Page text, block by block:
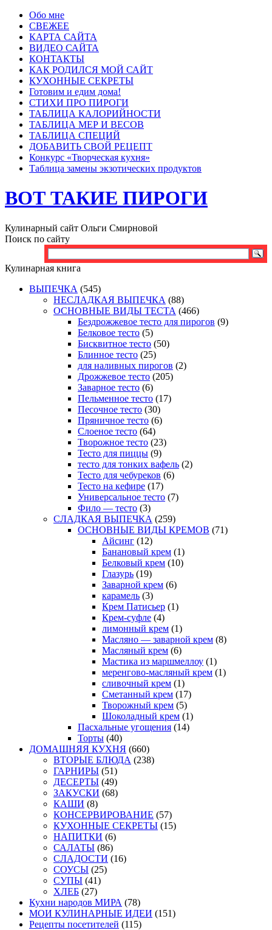
Обо мне
СВЕЖЕЕ
КАРТА САЙТА
ВИДЕО САЙТА
КОНТАКТЫ
КАК РОДИЛСЯ МОЙ САЙТ
КУХОННЫЕ СЕКРЕТЫ
Готовим и едим дома!
СТИХИ ПРО ПИРОГИ
ТАБЛИЦА КАЛОРИЙНОСТИ
ТАБЛИЦА МЕР И ВЕСОВ
ТАБЛИЦА СПЕЦИЙ
ДОБАВИТЬ СВОЙ РЕЦЕПТ
Конкурс «Творческая кухня»
Таблица замены экзотических продуктов
ВОТ ТАКИЕ ПИРОГИ
Кулинарный сайт Ольги Смирновой
Поиск по сайту
Кулинарная книга
ВЫПЕЧКА (545)
НЕСЛАДКАЯ ВЫПЕЧКА (88)
ОСНОВНЫЕ ВИДЫ ТЕСТА (466)
Бездрожжевое тесто для пирогов (9)
Белковое тесто (5)
Бисквитное тесто (50)
Блинное тесто (25)
для наливных пирогов (2)
Дрожжевое тесто (205)
Заварное тесто (6)
Пельменное тесто (17)
Песочное тесто (30)
Пряничное тесто (6)
Слоеное тесто (64)
Творожное тесто (23)
Тесто для пиццы (9)
тесто для тонких вафель (2)
Тесто для чебуреков (6)
Тесто на кефире (17)
Универсальное тесто (7)
Фило — тесто (3)
СЛАДКАЯ ВЫПЕЧКА (259)
ОСНОВНЫЕ ВИДЫ КРЕМОВ (71)
Айсинг (12)
Банановый крем (1)
Белковый крем (10)
Глазурь (19)
Заварной крем (6)
карамель (3)
Крем Патисьер (1)
Крем-суфле (4)
лимонный крем (1)
Масляно — заварной крем (8)
Масляный крем (6)
Мастика из маршмеллоу (1)
меренгово-масляный крем (1)
сливочный крем (1)
Сметанный крем (17)
Творожный крем (5)
Шоколадный крем (1)
Пасхальные угощения (14)
Торты (40)
ДОМАШНЯЯ КУХНЯ (660)
ВТОРЫЕ БЛЮДА (238)
ГАРНИРЫ (51)
ДЕСЕРТЫ (49)
ЗАКУСКИ (68)
КАШИ (8)
КОНСЕРВИРОВАНИЕ (57)
КУХОННЫЕ СЕКРЕТЫ (15)
НАПИТКИ (6)
САЛАТЫ (86)
СЛАДОСТИ (16)
СОУСЫ (25)
СУПЫ (41)
ХЛЕБ (27)
Кухни народов МИРА (78)
МОИ КУЛИНАРНЫЕ ИДЕИ (151)
Рецепты посетителей (115)